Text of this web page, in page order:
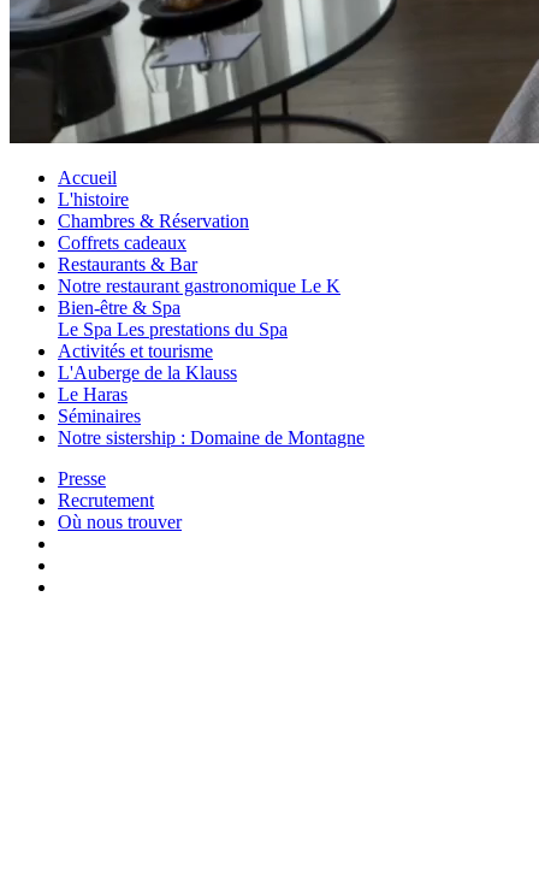
Accueil
L'histoire
Chambres & Réservation
Coffrets cadeaux
Restaurants & Bar
Notre restaurant gastronomique Le K
Bien-être & Spa
Le Spa Les prestations du Spa
Activités et tourisme
L'Auberge de la Klauss
Le Haras
Séminaires
Notre sistership : Domaine de Montagne
Presse
Recrutement
Où nous trouver